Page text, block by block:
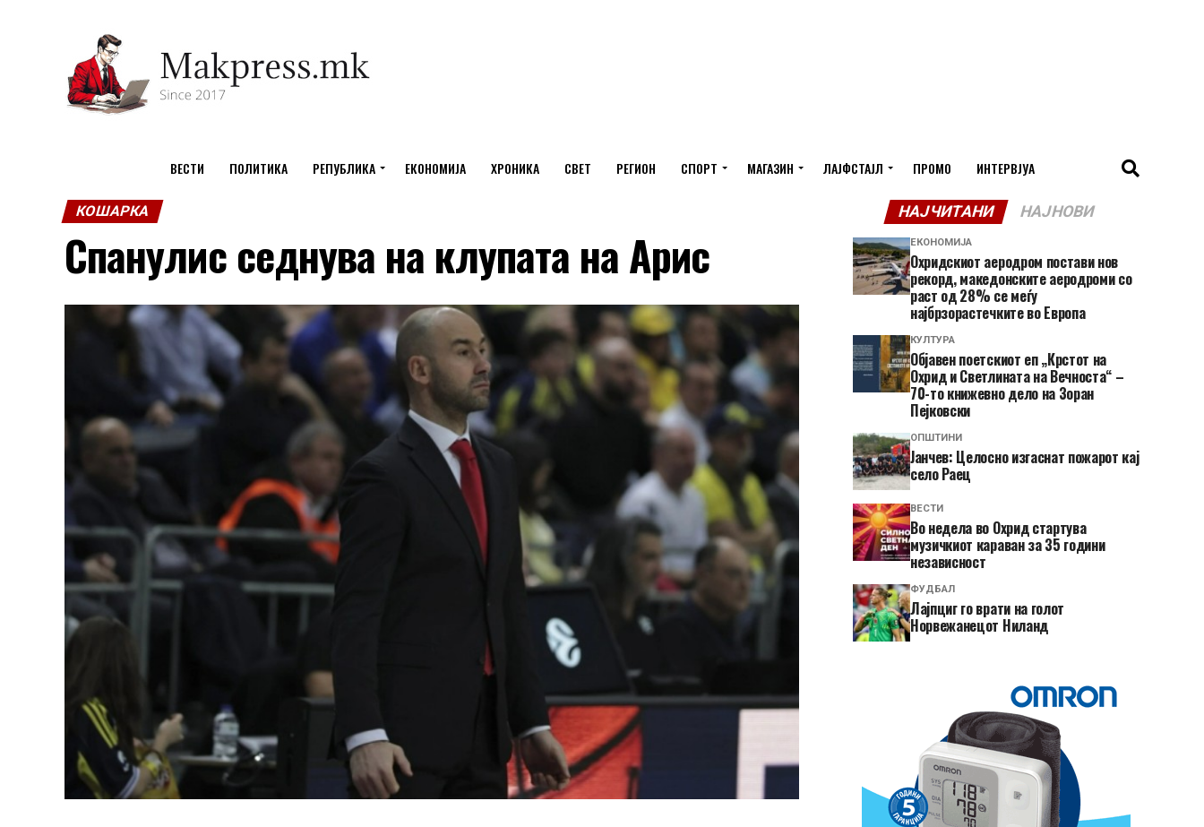
ВЕСТИ ПОЛИТИКА РЕПУБЛИКА ЕКОНОМИЈА ХРОНИКА СВЕТ РЕГИОН СПОРТ МАГАЗИН ЛАЈФСТАЈЛ ПРОМО ИНТЕРВЈУА
КОШАРКА
Спанулис седнува на клупата на Арис
НАЈЧИТАНИ НАЈНОВИ
ЕКОНОМИЈА
Охридскиот аеродром постави нов
рекорд, македонските аеродроми со
раст од 28% се меѓу
најбрзорастечките во Европа
КУЛТУРА
Објавен поетскиот еп „Крстот на
Охрид и Светлината на Вечноста“ –
70-то книжевно дело на Зоран
Пејковски
ОПШТИНИ
Јанчев: Целосно изгаснат пожарот кај
село Раец
ВЕСТИ
Во недела во Охрид стартува
музичкиот караван за 35 години
независност
ФУДБАЛ
Лајпциг го врати на голот
Норвежанецот Ниланд